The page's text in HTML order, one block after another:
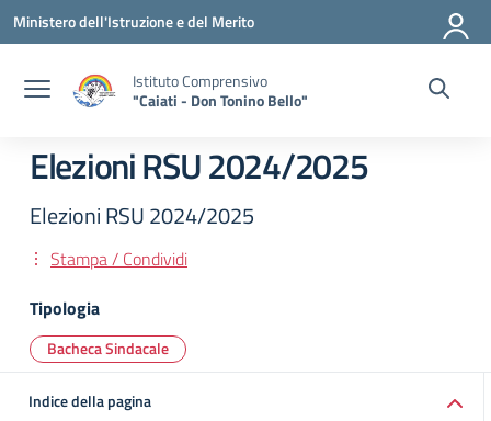
Vai ai contenuti
Vai al menu di navigazione
Vai al footer
Ministero dell'Istruzione e del Merito
Istituto Comprensivo
"Caiati - Don Tonino Bello"
Elezioni RSU 2024/2025
Elezioni RSU 2024/2025
Stampa / Condividi
Tipologia
Bacheca Sindacale
Indice della pagina